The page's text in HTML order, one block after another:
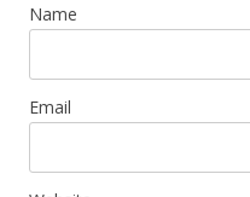
Name
Email